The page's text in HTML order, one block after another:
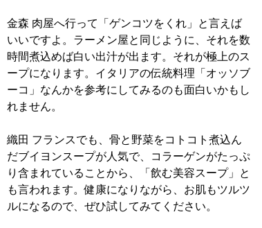
金森 肉屋へ行って「ゲンコツをくれ」と言えば
いいですよ。ラーメン屋と同じように、それを数
時間煮込めば白い出汁が出ます。それが極上のス
ープになります。イタリアの伝統料理「オッソブ
ーコ」なんかを参考にしてみるのも面白いかもし
れません。
織田 フランスでも、骨と野菜をコトコト煮込ん
だブイヨンスープが人気で、コラーゲンがたっぷ
り含まれていることから、「飲む美容スープ」と
も言われます。健康になりながら、お肌もツルツ
ルになるので、ぜひ試してみてください。